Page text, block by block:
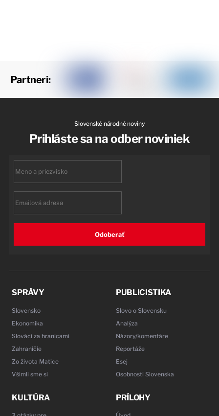
Partneri:
Slovenské národné noviny
Prihláste sa na odber noviniek
Odoberať
SPRÁVY
Slovensko
Ekonomika
Slováci za hranicami
Zahraničie
Zo života Matice
Všimli sme si
PUBLICISTIKA
Slovo o Slovensku
Analýza
Názory/komentáre
Reportáže
Esej
Osobnosti Slovenska
KULTÚRA PRÍLOHY